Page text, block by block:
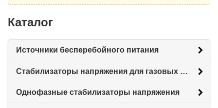
Каталог
Источники бесперебойного питания
Стабилизаторы напряжения для газовых котлов
Однофазные стабилизаторы напряжения